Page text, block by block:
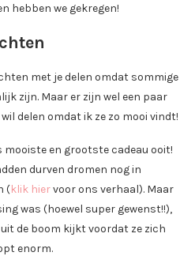
hebben we gekregen!
met je delen omdat sommige
zijn. Maar er zijn wel een paar
delen omdat ik ze zo mooi vindt!
en grootste cadeau ooit!
durven dromen nog in
(klik hiervoor ons verhaal). Maar
was (hoewel super gewenst!!),
de boom kijkt voordat ze zich
enorm.